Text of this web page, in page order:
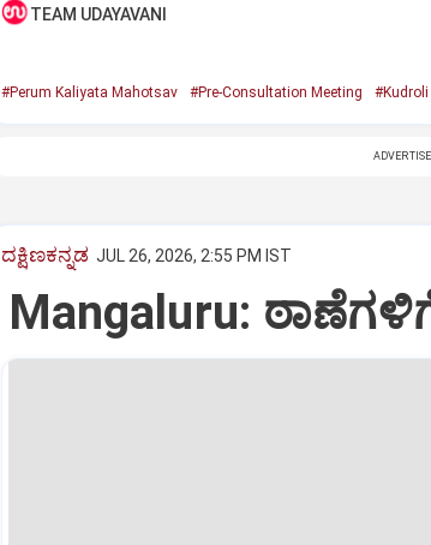
TEAM UDAYAVANI
#Perum Kaliyata Mahotsav #Pre-Consultation Meeting
ದಕ್ಷಿಣಕನ್ನಡ JUL 26, 2026, 2:55 PM IST
Mangaluru: